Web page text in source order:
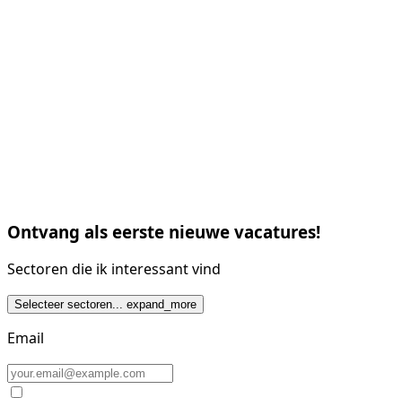
Ontvang als eerste nieuwe vacatures!
Sectoren die ik interessant vind
Selecteer sectoren... expand_more
Email